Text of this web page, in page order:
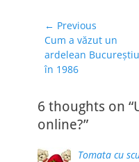
greu dacă într-o
bună zi Internetul
"s-ar termina". De
10 ani, dintre care
primii cinci cu…
Navigare
în
articole
← Previous
Previous
post:
Cum a văzut un
ardelean
în 1986
6 thoughts on
online?”
Tomata cu